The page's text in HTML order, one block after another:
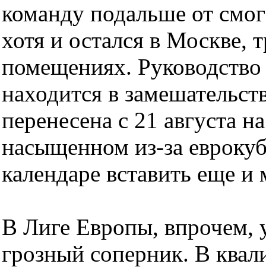
команду подальше от
хотя и остался в Москве,
помещениях.
находится в
перенесена с 21 августа
насыщенном из-за
календаре вставить еще
В Лиге Европы,
грозный соперник. В